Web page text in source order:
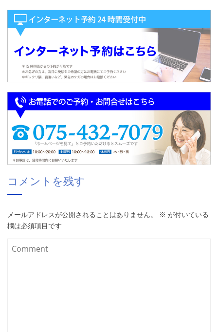
コメントを残す
メールアドレスが公開されることはありません。 ※ が付いている
欄は必須項目です